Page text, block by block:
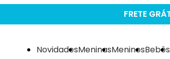
NovidadesMeninasMeninosBebês